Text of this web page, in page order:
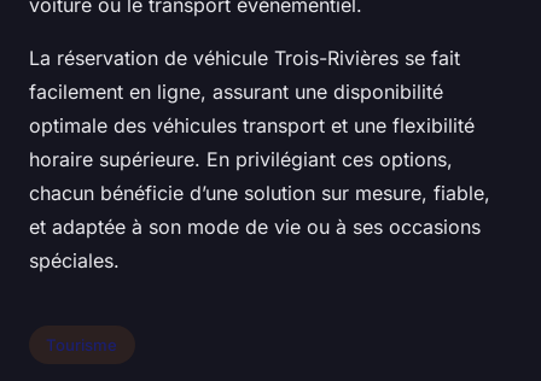
voiture ou le transport événementiel.
La réservation de véhicule Trois-Rivières se fait
facilement en ligne, assurant une disponibilité
optimale des véhicules transport et une flexibilité
horaire supérieure. En privilégiant ces options,
chacun bénéficie d’une solution sur mesure, fiable,
et adaptée à son mode de vie ou à ses occasions
spéciales.
Tourisme